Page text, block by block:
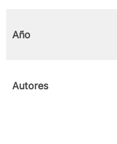
Año
Autores